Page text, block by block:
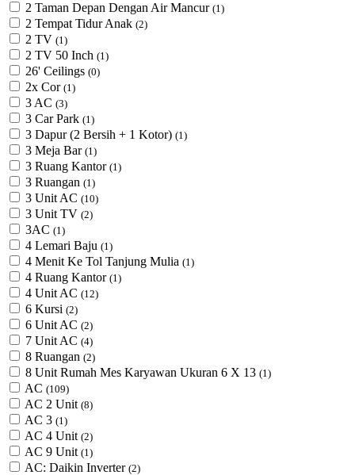
2 Taman Depan Dengan Air Mancur (1)
2 Tempat Tidur Anak (2)
2 TV (1)
2 TV 50 Inch (1)
26' Ceilings (0)
2x Cor (1)
3 AC (3)
3 Car Park (1)
3 Dapur (2 Bersih + 1 Kotor) (1)
3 Meja Bar (1)
3 Ruang Kantor (1)
3 Ruangan (1)
3 Unit AC (10)
3 Unit TV (2)
3AC (1)
4 Lemari Baju (1)
4 Menit Ke Tol Tanjung Mulia (1)
4 Ruang Kantor (1)
4 Unit AC (12)
6 Kursi (2)
6 Unit AC (2)
7 Unit AC (4)
8 Ruangan (2)
8 Unit Rumah Mes Karyawan Ukuran 6 X 13 (1)
AC (109)
AC 2 Unit (8)
AC 3 (1)
AC 4 Unit (2)
AC 9 Unit (1)
AC: Daikin Inverter (2)